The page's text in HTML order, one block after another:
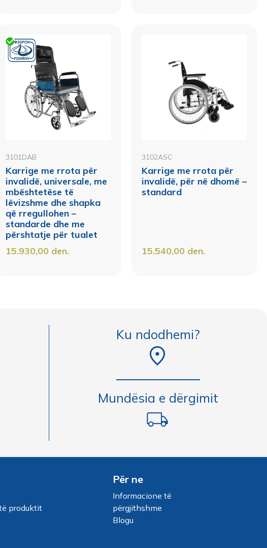
3101DAB
Karrige me rrota për
invalidë, universale, me
mbështetëse të
lëvizshme dhe shapka
që rregullohen –
standarde dhe me
përshtatje për tualet
15.930,00 den.
3102ASC
Karrige me rrota për
invalidë, për në dhomë –
standard
15.540,00 den.
Ku ndodhemi?
Mundësia e dërgimit
produktit
Për ne
Informacione të
përgjithshme
Blogu